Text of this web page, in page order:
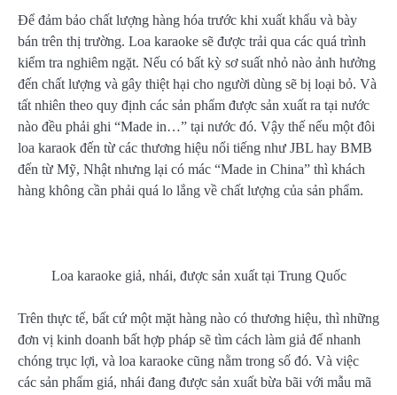
Để đảm bảo chất lượng hàng hóa trước khi xuất khẩu và bày
bán trên thị trường. Loa karaoke sẽ được trải qua các quá trình
kiểm tra nghiêm ngặt. Nếu có bất kỳ sơ suất nhỏ nào ảnh hưởng
đến chất lượng và gây thiệt hại cho người dùng sẽ bị loại bỏ. Và
tất nhiên theo quy định các sản phẩm được sản xuất ra tại nước
nào đều phải ghi “Made in…” tại nước đó. Vậy thế nếu một đôi
loa karaok đến từ các thương hiệu nổi tiếng như JBL hay BMB
đến từ Mỹ, Nhật nhưng lại có mác “Made in China” thì khách
hàng không cần phải quá lo lắng về chất lượng của sản phẩm.
Loa karaoke giả, nhái, được sản xuất tại Trung Quốc
Trên thực tế, bất cứ một mặt hàng nào có thương hiệu, thì những
đơn vị kinh doanh bất hợp pháp sẽ tìm cách làm giả để nhanh
chóng trục lợi, và loa karaoke cũng nằm trong số đó. Và việc
các sản phẩm giá, nhái đang được sản xuất bừa bãi với mẫu mã